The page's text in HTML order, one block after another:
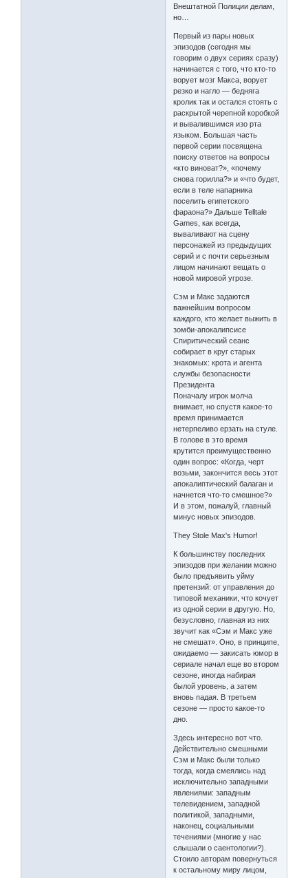
Внештатной Полиции делам,
но…
Первый из пары новых
эпизодов (сегодня мы
говорим о двух сериях сразу)
начинается с того, что кто-то
ворует мозг Макса, ворует
резко и нагло — бедняга
кролик так и остался стоять с
раскрытой черепной коробкой
и вывалившимся изо рта
языком. Большая часть
первой серии посвящена
поиску ответов на вопросы
«кто виноват?», «почему
снова горилла?» и «что будет,
если в теле напарника
поселить египетского
фараона?» Дальше Telltale
Games, как всегда,
вываливают на сцену
персонажей из предыдущих
серий и с почти серьезным
лицом начинают вещать о
новой мировой угрозе.
Сэм и Макс задаются
важнейшим вопросом
каждого, кто желает выжить в
зомби-апокалипсисе
Спиритический сеанс
собирает в круг старых
знакомых: крота и агента
службы безопасности
Президента
Поначалу игрок молча
внимает, но спустя какое-то
время принимается
нетерпеливо ерзать на стуле.
В голове в это время
крутится преимущественно
один вопрос: «Когда, черт
возьми, закончится весь этот
апокалиптический балаган и
начнется что-то смешное?»
И в этом, пожалуй, главный
минус новых эпизодов.
They Stole Max's Humor!
К большинству последних
эпизодов при желании можно
было предъявить уйму
претензий: от управления до
типовой механики, что кочует
из одной серии в другую. Но,
безусловно, главная из них
звучит как «Сэм и Макс уже
не смешат». Оно, в принципе,
ожидаемо — закисать юмор в
сериале начал еще во втором
сезоне, иногда набирая
былой уровень, а затем
вновь падая. В третьем
сезоне — просто какое-то
дно.
Здесь интересно вот что.
Действительно смешными
Сэм и Макс были только
тогда, когда смеялись над
исключительно западными
явлениями: западным
телевидением, западной
политикой, западными,
наконец, социальными
течениями (многие у нас
слышали о саентологии?).
Стоило авторам повернуться
к остальному миру лицом,